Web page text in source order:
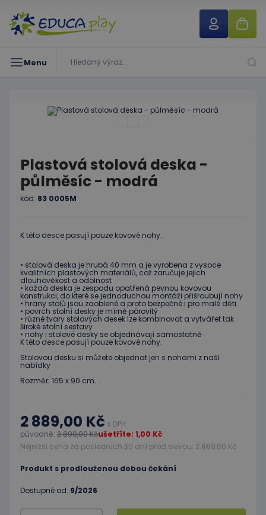
Menu
Plastová stolová deska -
půlměsíc - modrá
kód: 83 0005M
K této desce pasují pouze kovové nohy.
• stolová deska je hrubá 40 mm a je vyrobena z vysoce
kvalitních plastových materiálů, což zaručuje jejich
dlouhověkost a odolnost
• každá deska je zespodu opatřená pevnou kovovou
konstrukci, do které se jednoduchou montáži přišroubují nohy
• hrany stolů jsou zaoblené a proto bezpečné i pro malé děti
• povrch stolní desky je mírně pórovitý
• různé tvary stolových desek lze kombinovat a vytvářet tak
široké stolní sestavy
• nohy i stolové desky se objednávají samostatně
K této desce pasují pouze kovové nohy.
Stolovou desku si můžete objednat jen s nohami z naší
nabídky
Rozměr: 165 x 90 cm.
2 889,00 Kč s DPH
původně: 2 890,00 Kčušetříte: 1,00 Kč
Nejnižší cena za posledních 30 dní před slevou: 2 889,00 Kč
Produkt s prodlouženou dobou čekání
Dostupné od: 9/2026